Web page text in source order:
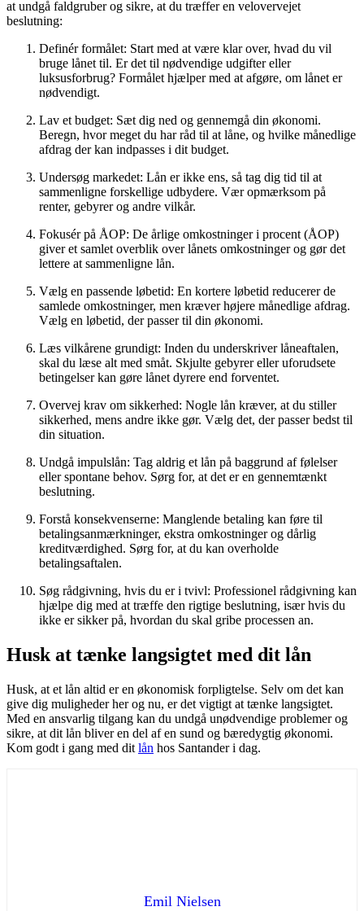
at undgå faldgruber og sikre, at du træffer en velovervejet
beslutning:
Definér formålet: Start med at være klar over, hvad du vil
bruge lånet til. Er det til nødvendige udgifter eller
luksusforbrug? Formålet hjælper med at afgøre, om lånet er
nødvendigt.
Lav et budget: Sæt dig ned og gennemgå din økonomi.
Beregn, hvor meget du har råd til at låne, og hvilke månedlige
afdrag der kan indpasses i dit budget.
Undersøg markedet: Lån er ikke ens, så tag dig tid til at
sammenligne forskellige udbydere. Vær opmærksom på
renter, gebyrer og andre vilkår.
Fokusér på ÅOP: De årlige omkostninger i procent (ÅOP)
giver et samlet overblik over lånets omkostninger og gør det
lettere at sammenligne lån.
Vælg en passende løbetid: En kortere løbetid reducerer de
samlede omkostninger, men kræver højere månedlige afdrag.
Vælg en løbetid, der passer til din økonomi.
Læs vilkårene grundigt: Inden du underskriver låneaftalen,
skal du læse alt med småt. Skjulte gebyrer eller uforudsete
betingelser kan gøre lånet dyrere end forventet.
Overvej krav om sikkerhed: Nogle lån kræver, at du stiller
sikkerhed, mens andre ikke gør. Vælg det, der passer bedst til
din situation.
Undgå impulslån: Tag aldrig et lån på baggrund af følelser
eller spontane behov. Sørg for, at det er en gennemtænkt
beslutning.
Forstå konsekvenserne: Manglende betaling kan føre til
betalingsanmærkninger, ekstra omkostninger og dårlig
kreditværdighed. Sørg for, at du kan overholde
betalingsaftalen.
Søg rådgivning, hvis du er i tvivl: Professionel rådgivning kan
hjælpe dig med at træffe den rigtige beslutning, især hvis du
ikke er sikker på, hvordan du skal gribe processen an.
Husk at tænke langsigtet med dit lån
Husk, at et lån altid er en økonomisk forpligtelse. Selv om det kan
give dig muligheder her og nu, er det vigtigt at tænke langsigtet.
Med en ansvarlig tilgang kan du undgå unødvendige problemer og
sikre, at dit lån bliver en del af en sund og bæredygtig økonomi.
Kom godt i gang med dit lån hos Santander i dag.
Emil Nielsen